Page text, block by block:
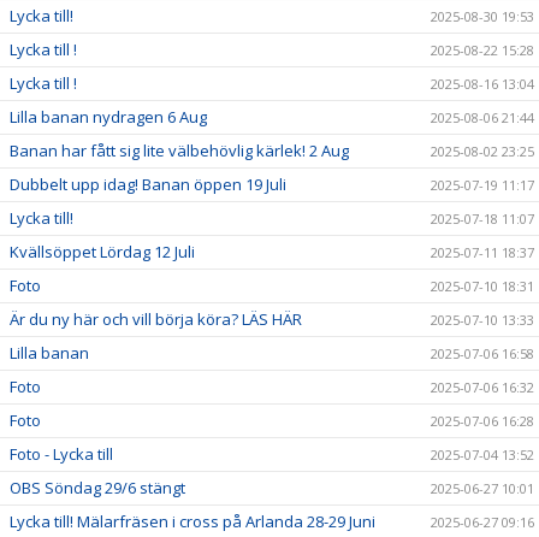
Lycka till! 2025-08-30 19:53
Lycka till ! 2025-08-22 15:28
Lycka till ! 2025-08-16 13:04
Lilla banan nydragen 6 Aug 2025-08-06 21:44
Banan har fått sig lite välbehövlig kärlek! 2 Aug 2025-08-02 23:25
Dubbelt upp idag! Banan öppen 19 Juli 2025-07-19 11:17
Lycka till! 2025-07-18 11:07
Kvällsöppet Lördag 12 Juli 2025-07-11 18:37
Foto 2025-07-10 18:31
Är du ny här och vill börja köra? LÄS HÄR 2025-07-10 13:33
Lilla banan 2025-07-06 16:58
Foto 2025-07-06 16:32
Foto 2025-07-06 16:28
Foto - Lycka till 2025-07-04 13:52
OBS Söndag 29/6 stängt 2025-06-27 10:01
Lycka till! Mälarfräsen i cross på Arlanda 28-29 Juni 2025-06-27 09:16